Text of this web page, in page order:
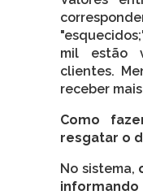
mil estão
clientes.
receber
Como
resgatar o
No sistema,